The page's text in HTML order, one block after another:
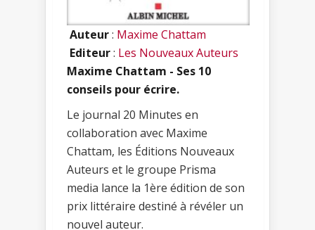
Auteur: Maxime Chattam
Editeur: Les Nouveaux Auteurs
Maxime Chattam - Ses 10
conseils pour écrire.
Le journal 20 Minutes en
collaboration avec Maxime
Chattam, les Éditions Nouveaux
Auteurs et le groupe Prisma
media lance la 1ère édition de son
prix littéraire destiné à révéler un
nouvel auteur.